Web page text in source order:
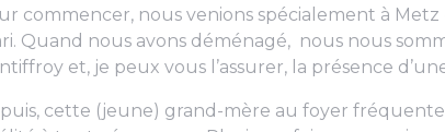
commencer, nous venions spécialement à
Quand nous avons déménagé, nous nous
et, je peux vous l’assurer, la présence
cette (jeune) grand-mère au foyer